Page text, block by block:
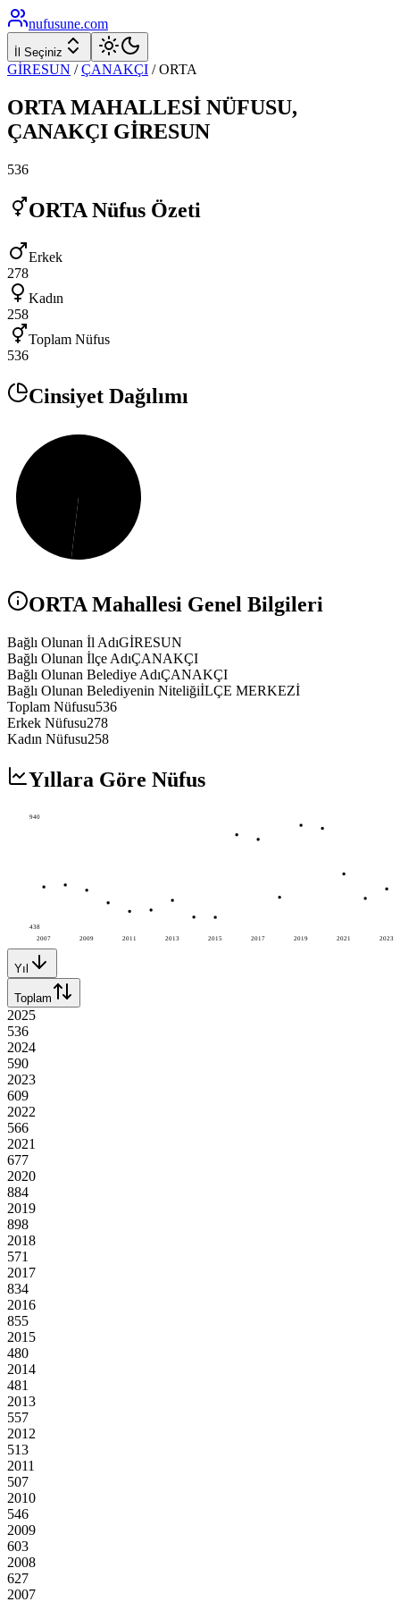
nufusune.com
İl Seçiniz
GİRESUN / ÇANAKÇI /ORTA
ORTA MAHALLESİ NÜFUSU,
ÇANAKÇI GİRESUN
536
ORTA Nüfus Özeti
Erkek
278
Kadın
258
Toplam Nüfus
536
Cinsiyet Dağılımı
ORTAMahallesi Genel Bilgileri
Bağlı Olunan İl AdıGİRESUN
Bağlı Olunan İlçe AdıÇANAKÇI
Bağlı Olunan Belediye AdıÇANAKÇI
Bağlı Olunan Belediyenin NiteliğiİLÇE MERKEZİ
Toplam Nüfusu536
Erkek Nüfusu278
Kadın Nüfusu258
Yıllara Göre Nüfus
2007 2009 2011 2013 2015 2017 2019 2021 2023
940
438
Yıl
Toplam
2025
536
2024
590
2023
609
2022
566
2021
677
2020
884
2019
898
2018
571
2017
834
2016
855
2015
480
2014
481
2013
557
2012
513
2011
507
2010
546
2009
603
2008
627
2007